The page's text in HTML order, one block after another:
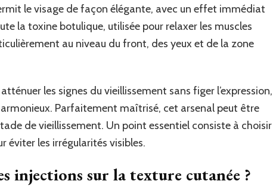
le visage de façon élégante, avec un effet immédiat
la toxine botulique, utilisée pour relaxer les muscles
au niveau du front, des yeux et de la zone
les signes du vieillissement sans figer l’expression,
Parfaitement maîtrisé, cet arsenal peut être
de vieillissement. Un point essentiel consiste à choisir
éviter les irrégularités visibles.
injections sur la texture cutanée ?